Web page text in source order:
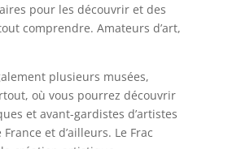
pour les découvrir et des
comprendre. Amateurs d’art,
plusieurs musées,
où vous pourrez découvrir
et avant-gardistes d’artistes
et d’ailleurs. Le Frac